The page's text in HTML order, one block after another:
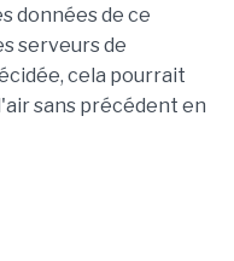
données de ce
serveurs de
cela pourrait
sans précédent en